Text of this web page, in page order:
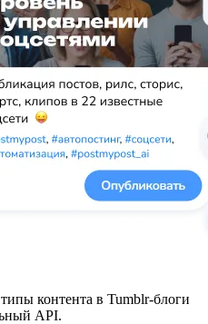
контента в Tumblr-блоги
API.